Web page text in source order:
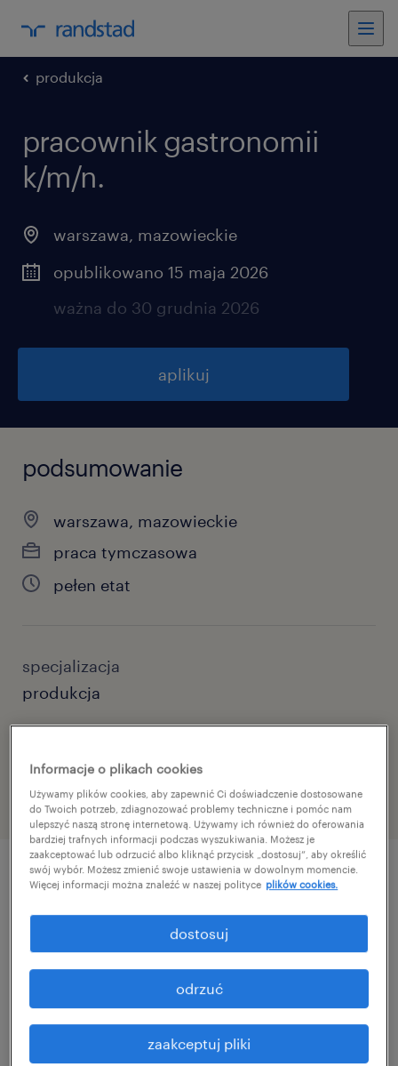
produkcja
pracownik gastronomii
k/m/n.
warszawa, mazowieckie
opublikowano 15 maja 2026
ważna do 30 grudnia 2026
aplikuj
podsumowanie
warszawa, mazowieckie
praca tymczasowa
pełen etat
specjalizacja
produkcja
46879233
szczegóły oferty
Poszukujemy energii, uśmiechu i
profesjonalizmu. Jeśli lubisz kontakt z ludźmi
i dynamiczne środowisko pracy – to miejsce
czeka właśnie na Ciebie!
Informacje o plikach cookies
Używamy plików cookies, aby zapewnić Ci doświadczenie dostosowane
do Twoich potrzeb, zdiagnozować problemy techniczne i pomóc nam
ulepszyć naszą stronę internetową. Używamy ich również do oferowania
bardziej trafnych informacji podczas wyszukiwania. Możesz je
zaakceptować lub odrzucić albo kliknąć przycisk „dostosuj”, aby określić
swój wybór. Możesz zmienić swoje ustawienia w dowolnym momencie.
Więcej informacji można znaleźć w naszej polityce plików cookies.
zaakceptuj pliki
odrzuć
dostosuj